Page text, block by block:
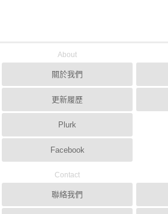
About
關於我們
更新履歷
Plurk
Facebook
Contact
聯絡我們